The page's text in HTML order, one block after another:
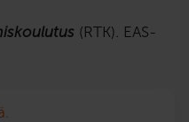
(RTK). EAS-